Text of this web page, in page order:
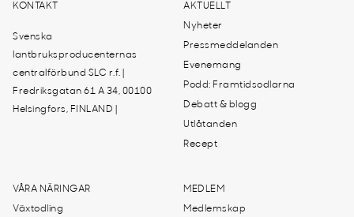
KONTAKT
Svenska
lantbruksproducenternas
centralförbund SLC r.f. |
Fredriksgatan 61 A 34, 00100
Helsingfors, FINLAND |
AKTUELLT
Nyheter
Pressmeddelanden
Evenemang
Podd: Framtidsodlarna
Debatt & blogg
Utlåtanden
Recept
VÅRA NÄRINGAR
Växtodling
MEDLEM
Medlemskap